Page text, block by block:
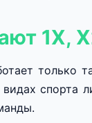
1X,
только
спорта